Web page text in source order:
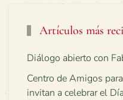
Artículos más
Diálogo abierto con
Centro de Amigos
invitan a celebrar el